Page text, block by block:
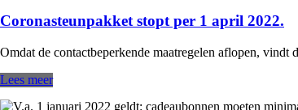
Coronasteunpakket stopt per 1 april 2022.
Omdat de contactbeperkende maatregelen aflopen,
Lees meer